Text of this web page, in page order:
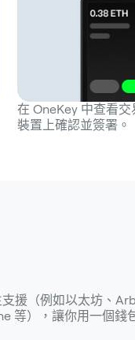
在 OneKey 中查看
裝置上確認並簽署。
援（例如以太坊、
等），讓你用一個錢